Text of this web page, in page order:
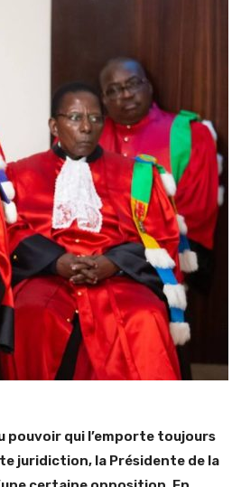
pouvoir qui l’emporte toujours
juridiction, la Présidente de la